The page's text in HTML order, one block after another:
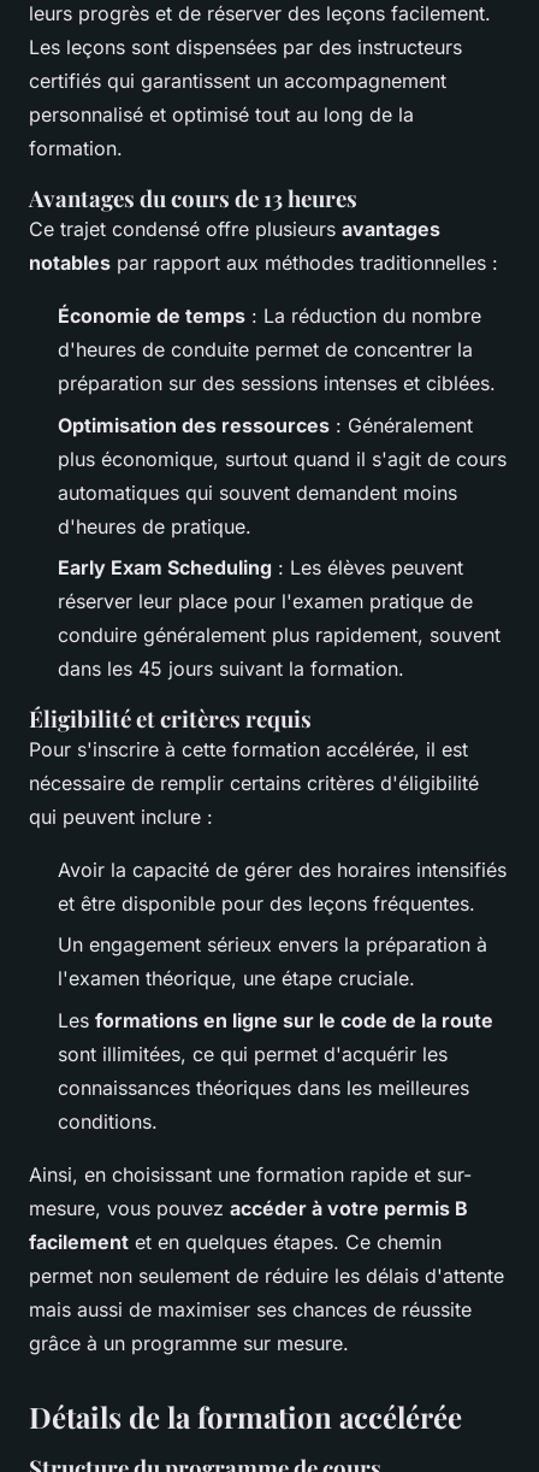
leurs progrès et de réserver des leçons facilement.
Les leçons sont dispensées par des instructeurs
certifiés qui garantissent un accompagnement
personnalisé et optimisé tout au long de la
formation.
Avantages du cours de 13 heures
Ce trajet condensé offre plusieurs avantages
notables par rapport aux méthodes traditionnelles :
Économie de temps : La réduction du nombre
d'heures de conduite permet de concentrer la
préparation sur des sessions intenses et ciblées.
Optimisation des ressources : Généralement
plus économique, surtout quand il s'agit de cours
automatiques qui souvent demandent moins
d'heures de pratique.
Early Exam Scheduling : Les élèves peuvent
réserver leur place pour l'examen pratique de
conduire généralement plus rapidement, souvent
dans les 45 jours suivant la formation.
Éligibilité et critères requis
Pour s'inscrire à cette formation accélérée, il est
nécessaire de remplir certains critères d'éligibilité
qui peuvent inclure :
Avoir la capacité de gérer des horaires intensifiés
et être disponible pour des leçons fréquentes.
Un engagement sérieux envers la préparation à
l'examen théorique, une étape cruciale.
Les formations en ligne sur le code de la route
sont illimitées, ce qui permet d'acquérir les
connaissances théoriques dans les meilleures
conditions.
Ainsi, en choisissant une formation rapide et sur-
mesure, vous pouvez accéder à votre permis B
facilement et en quelques étapes. Ce chemin
permet non seulement de réduire les délais d'attente
mais aussi de maximiser ses chances de réussite
grâce à un programme sur mesure.
Détails de la formation accélérée